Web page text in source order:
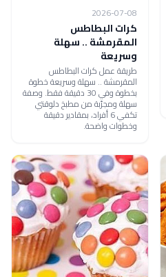
2026-07-08
كرات البطاطس
المقرمشة .. سهلة
وسريعة
طريقة عمل كرات البطاطس
المقرمشة .. سهلة وسريعة خطوة
بخطوة وفي 30 دقيقة فقط. وصفة
سهلة ومجرّبة من مطبخ دلوقتي
تكفي 6 أفراد، بمقادير دقيقة
وخطوات واضحة.